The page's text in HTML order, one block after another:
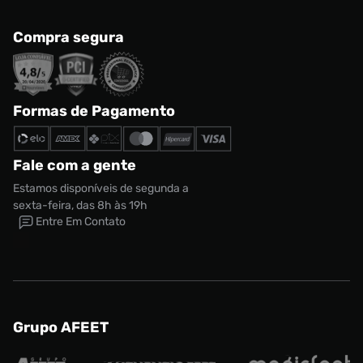
Compra segura
Formas de Pagamento
Fale com a gente
Estamos disponíveis de segunda a
sexta-feira, das 8h às 19h
Entre Em Contato
Grupo AFEET